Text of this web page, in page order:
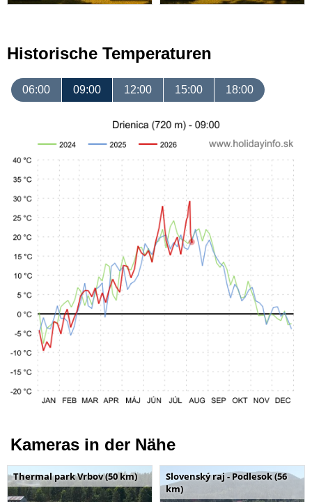
Historische Temperaturen
06:00 09:00 12:00 15:00 18:00
Kameras in der Nähe
Thermal park Vrbov (50 km)
Slovenský raj - Podlesok (56
km)